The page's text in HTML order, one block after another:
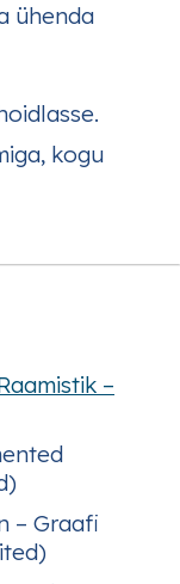
ühenda
kogu
–
– Graafi